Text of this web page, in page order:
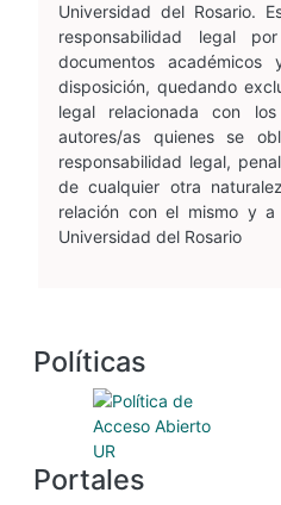
Universidad del Rosario.
responsabilidad legal
documentos
disposición, quedando
legal relacionada con
autores/as quienes se
responsabilidad legal,
de cualquier otra
relación con el mismo y
Universidad del Rosario
Políticas
Portales